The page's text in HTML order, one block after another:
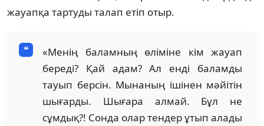
жауапқа тартуды талап етіп отыр.
«Менің баламның өліміне кім жауап
береді? Қай адам? Ал енді баламды
тауып берсін. Мынаның ішінен мәйітін
шығарды. Шығара алмай. Бұл не
сұмдық?! Сонда олар тендер ұтып алады